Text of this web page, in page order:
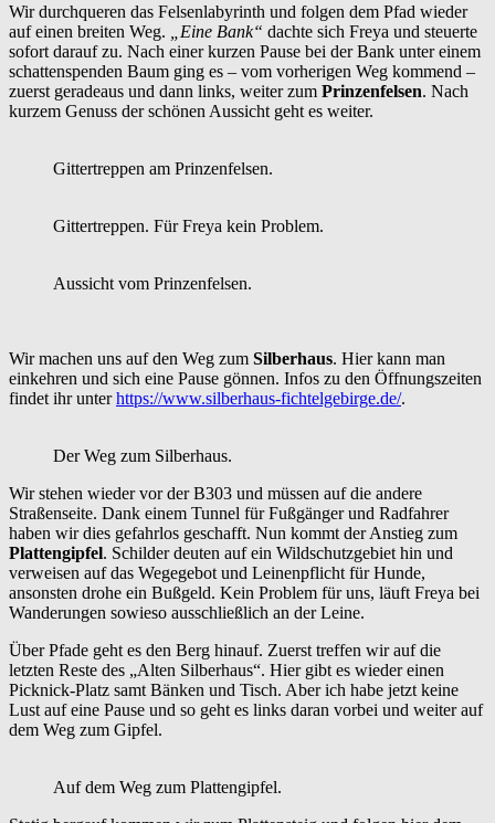
Wir durchqueren das Felsenlabyrinth und folgen dem Pfad wieder
auf einen breiten Weg.
„Eine Bank“ dachte sich Freya und steuerte
sofort darauf zu. Nach einer kurzen Pause bei der Bank unter einem
schattenspenden Baum ging es – vom vorherigen Weg kommend –
zuerst geradeaus und dann links, weiter zum Prinzenfelsen. Nach
kurzem Genuss der schönen Aussicht geht es weiter.
Gittertreppen am Prinzenfelsen.
Gittertreppen. Für Freya kein Problem.
Aussicht vom Prinzenfelsen.
Wir machen uns auf den Weg zum Silberhaus. Hier kann man
einkehren und sich eine Pause gönnen. Infos zu den Öffnungszeiten
findet ihr unterhttps://www.silberhaus-fichtelgebirge.de/.
Der Weg zum Silberhaus.
Wir stehen wieder vor der B303 und müssen auf die andere
Straßenseite. Dank einem Tunnel für Fußgänger und Radfahrer
haben wir dies gefahrlos geschafft. Nun kommt der Anstieg zum
Plattengipfel. Schilder deuten auf ein Wildschutzgebiet hin und
verweisen auf das Wegegebot und Leinenpflicht für Hunde,
ansonsten drohe ein Bußgeld. Kein Problem für uns, läuft Freya bei
Wanderungen sowieso ausschließlich an der Leine.
Über Pfade geht es den Berg hinauf. Zuerst treffen wir auf die
letzten Reste des „Alten Silberhaus“. Hier gibt es wieder einen
Picknick-Platz samt Bänken und Tisch. Aber ich habe jetzt keine
Lust auf eine Pause und so geht es links daran vorbei und weiter auf
dem Weg zum Gipfel.
Auf dem Weg zum Plattengipfel.